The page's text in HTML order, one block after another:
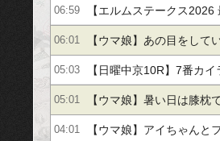
になったこともある
06:59 【エルムステークス
断】S評価はテーオーパ
仕上がりを徹底分析
06:01 【ウマ娘】あの目をして
「どんどん美味しく実
05:03 【日曜中京10R】7番カ
手2着
05:01 【ウマ娘】暑い日は膝枕
い。←「絶対に離れたく
04:01 【ウマ娘】アイちゃんと